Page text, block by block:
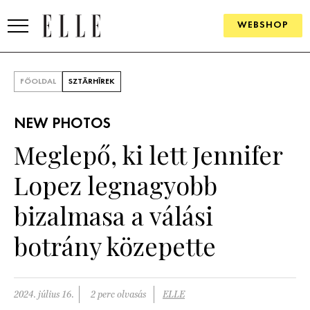
WEBSHOP
SZÉPSÉG
KULTÚRA
PSZICHÉ
PÁRKAPCSOLAT
FŐOLDAL SZTÁRHÍREK
NEW PHOTOS
Meglepő, ki lett Jennifer
Lopez legnagyobb
bizalmasa a válási
botrány közepette
2024. július 16. 2 perc olvasás ELLE